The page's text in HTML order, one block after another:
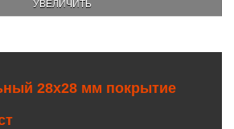
УВЕЛИЧИТЬ
28х28 мм покрытие